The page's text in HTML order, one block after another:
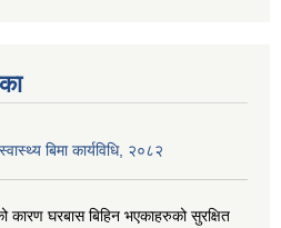
बिमा कार्यविधि, २०८२
कारण घरबास बिहिन भएकाहरुको सुरक्षित